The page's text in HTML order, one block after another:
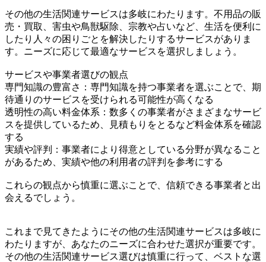
その他の生活関連サービスは多岐にわたります。不用品の販
売・買取、害虫や鳥獣駆除、宗教や占いなど、生活を便利に
したり人々の困りごとを解決したりするサービスがありま
す。ニーズに応じて最適なサービスを選択しましょう。
サービスや事業者選びの観点
専門知識の豊富さ：専門知識を持つ事業者を選ぶことで、期
待通りのサービスを受けられる可能性が高くなる
透明性の高い料金体系：数多くの事業者がさまざまなサービ
スを提供しているため、見積もりをとるなど料金体系を確認
する
実績や評判：事業者により得意としている分野が異なること
があるため、実績や他の利用者の評判を参考にする
これらの観点から慎重に選ぶことで、信頼できる事業者と出
会えるでしょう。
これまで見てきたようにその他の生活関連サービスは多岐に
わたりますが、あなたのニーズに合わせた選択が重要です。
その他の生活関連サービス選びは慎重に行って、ベストな選